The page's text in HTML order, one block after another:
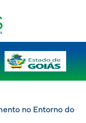
no Entorno do